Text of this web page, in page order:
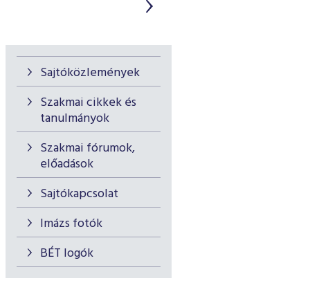
Sajtóközlemények
Szakmai cikkek és
tanulmányok
Szakmai fórumok,
előadások
Sajtókapcsolat
Imázs fotók
BÉT logók